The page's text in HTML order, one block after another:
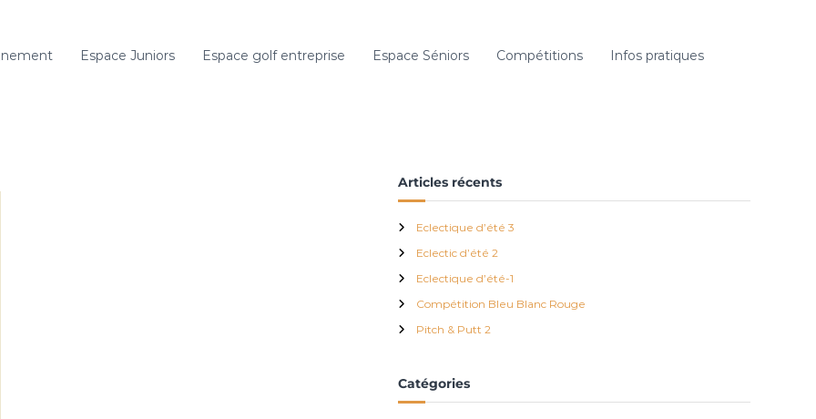
Espace Juniors Espace golf entreprise Espace Séniors Compétitions Infos pratiques
Articles récents
Eclectique d’été 3
Eclectic d’été 2
Eclectique d’été-1
Compétition Bleu Blanc Rouge
Pitch & Putt 2
Catégories